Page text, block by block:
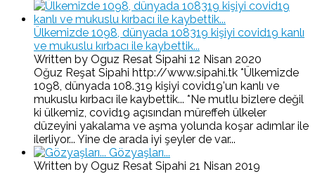
Ülkemizde 1098, dünyada 108319 kişiyi covid19 kanlı
ve mukuslu kırbacı ile kaybettik...
Written by Oguz Resat Sipahi 12 Nisan 2020
Oğuz Reşat Sipahi http://www.sipahi.tk *Ülkemizde
1098, dünyada 108.319 kişiyi covid19'un kanlı ve
mukuslu kırbacı ile kaybettik... *Ne mutlu bizlere değil
ki ülkemiz, covid19 açısından müreffeh ülkeler
düzeyini yakalama ve aşma yolunda koşar adımlar ile
ilerliyor... Yine de arada iyi şeyler de var...
Gözyaşları...
Written by Oguz Resat Sipahi 21 Nisan 2019